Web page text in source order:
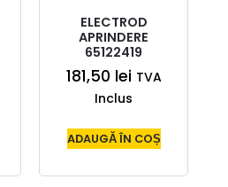
ELECTROD
APRINDERE
65122419
181,50 lei TVA
Inclus
ADAUGĂ ÎN COȘ